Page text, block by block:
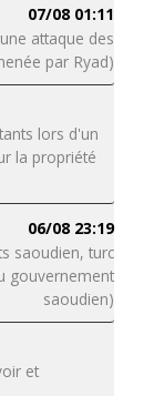
07/08 01:11
attaque des
par Ryad)
lors d'un
la propriété
06/08 23:19
saoudien, turc
gouvernement
saoudien)
et